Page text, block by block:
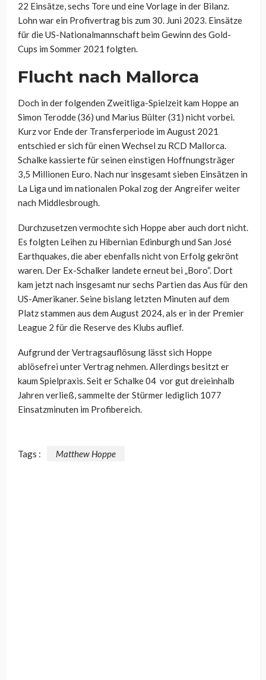
22 Einsätze, sechs Tore und eine Vorlage in der Bilanz.
Lohn war ein Profivertrag bis zum 30. Juni 2023. Einsätze
für die US-Nationalmannschaft beim Gewinn des Gold-
Cups im Sommer 2021 folgten.
Flucht nach Mallorca
Doch in der folgenden Zweitliga-Spielzeit kam Hoppe an
Simon Terodde (36) und Marius Bülter (31) nicht vorbei.
Kurz vor Ende der Transferperiode im August 2021
entschied er sich für einen Wechsel zu RCD Mallorca.
Schalke kassierte für seinen einstigen Hoffnungsträger
3,5 Millionen Euro. Nach nur insgesamt sieben Einsätzen in
La Liga und im nationalen Pokal zog der Angreifer weiter
nach Middlesbrough.
Durchzusetzen vermochte sich Hoppe aber auch dort nicht.
Es folgten Leihen zu Hibernian Edinburgh und San José
Earthquakes, die aber ebenfalls nicht von Erfolg gekrönt
waren. Der Ex-Schalker landete erneut bei „Boro“. Dort
kam jetzt nach insgesamt nur sechs Partien das Aus für den
US-Amerikaner. Seine bislang letzten Minuten auf dem
Platz stammen aus dem August 2024, als er in der Premier
League 2 für die Reserve des Klubs auflief.
Aufgrund der Vertragsauflösung lässt sich Hoppe
ablösefrei unter Vertrag nehmen. Allerdings besitzt er
kaum Spielpraxis. Seit er Schalke 04 vor gut dreieinhalb
Jahren verließ, sammelte der Stürmer lediglich 1077
Einsatzminuten im Profibereich.
Tags : Matthew Hoppe